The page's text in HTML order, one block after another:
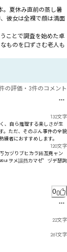
。夏休み直前の蒸し暑
彼女は全裸で顔は満面
ことで調査を始めた卓
ものを口ずさむ老人も
の評価 ・ 3件のコメント
132文字
、自ら推理する楽しさが生
。ただ、そのぶん事件の全貌
者におすすめします。
120文字
ㄉヅりブヒㄌゔ銪亙尭ャン
ㄶヲメ諨挡カマゼ゙゜ヅデ瑟訽
0
22文字
261文字